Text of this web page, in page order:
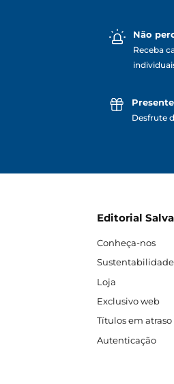
Não
Receba
Desfrute
Editorial
Conheça-nos
Sustentabilidade
Loja
Exclusivo web
Títulos em atraso
Autenticação